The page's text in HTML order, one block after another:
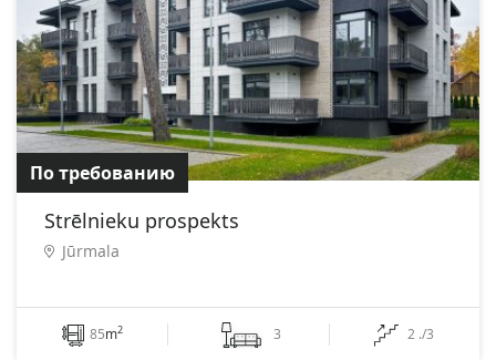
По требованию
Strēlnieku prospekts
Jūrmala
85m2 3 2 ./3